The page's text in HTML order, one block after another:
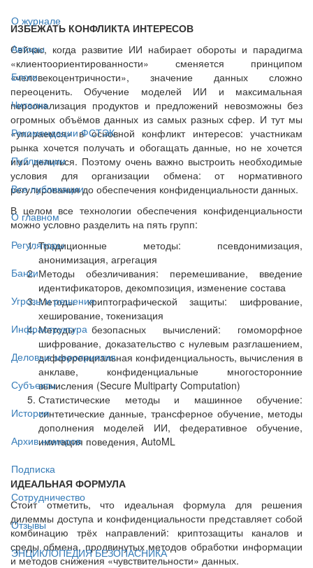
О журнале
Авторы
Блоги
Читалка
Рекомендации ФСТЭК
Публикации
Все публикации
О главном
Регуляторы
Банки
Угрозы и решения
Инфраструктура
Деловые мероприятия
Субъекты
История
Архив номеров
Подписка
Сотрудничество
Отзывы
ЭНЦИКЛОПЕДИЯ БЕЗОПАСНИКА
ИЗБЕЖАТЬ КОНФЛИКТА ИНТЕРЕСОВ
Сейчас, когда развитие ИИ набирает обороты и парадигма
«клиентоориентированности» сменяется принципом
«человекоцентричности», значение данных сложно
переоценить. Обучение моделей ИИ и максимальная
персонализация продуктов и предложений невозможны без
огромных объёмов данных из самых разных сфер. И тут мы
«упираемся» в основной конфликт интересов: участникам
рынка хочется получать и обогащать данные, но не хочется
ими делиться. Поэтому очень важно выстроить необходимые
условия для организации обмена: от нормативного
регулирования до обеспечения конфиденциальности данных.
В целом все технологии обеспечения конфиденциальности
можно условно разделить на пять групп:
Традиционные методы: псевдонимизация,
анонимизация, агрегация
Методы обезличивания: перемешивание, введение
идентификаторов, декомпозиция, изменение состава
Методы криптографической защиты: шифрование,
хеширование, токенизация
Методы безопасных вычислений: гомоморфное
шифрование, доказательство с нулевым разглашением,
дифференциальная конфиденциальность, вычисления в
анклаве, конфиденциальные многосторонние
вычисления (Secure Multiparty Computation)
Статистические методы и машинное обучение:
синтетические данные, трансферное обучение, методы
дополнения моделей ИИ, федеративное обучение,
имитация поведения, AutoML
ИДЕАЛЬНАЯ ФОРМУЛА
Стоит отметить, что идеальная формула для решения
дилеммы доступа и конфиденциальности представляет собой
комбинацию трёх направлений: криптозащиты каналов и
среды обмена, продвинутых методов обработки информации
и методов снижения «чувствительности» данных.